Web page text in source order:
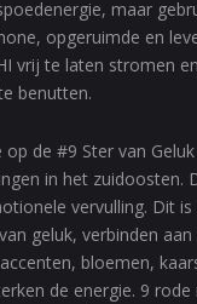
maar
opgeruimde en
vrij te laten stromen
benutten.
de #9 Ster van
in het zuidoosten.
vervulling. Dit
geluk, verbinden aan
bloemen,
de energie. 9